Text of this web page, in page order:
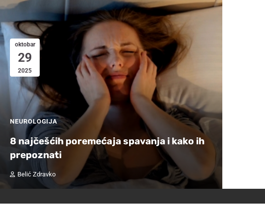
oktobar
29
2025
NEUROLOGIJA
8 najčešćih poremećaja spavanja i kako ih
prepoznati
Belić Zdravko